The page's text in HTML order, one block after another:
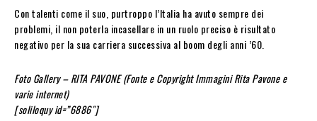
Con talenti come il suo, purtroppo l’Italia ha avuto sempre dei
problemi, il non poterla incasellare in un ruolo preciso è risultato
negativo per la sua carriera successiva al boom degli anni ’60.
Foto Gallery – RITA PAVONE (Fonte e Copyright Immagini Rita Pavone e
varie internet)
[soliloquy id=”6886″]